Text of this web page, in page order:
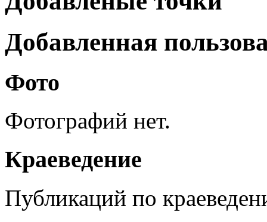
Добавленная
Фото
Фотографий нет.
Краеведение
Публикаций по